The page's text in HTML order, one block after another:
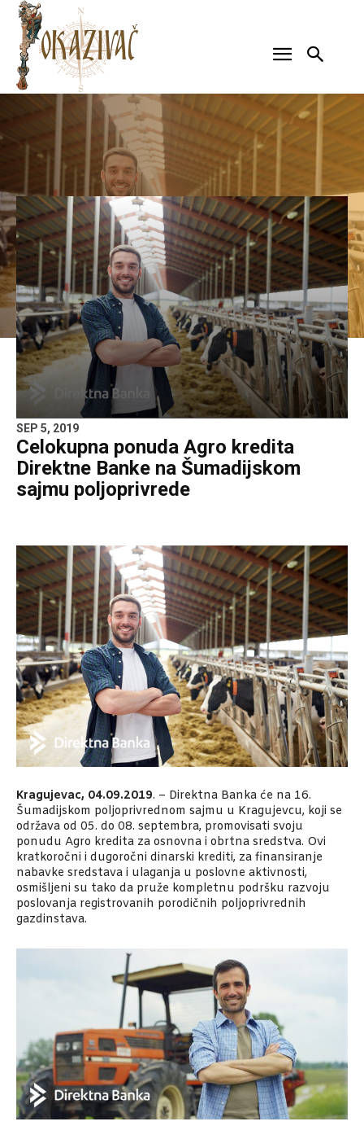
SEP 5, 2019
Celokupna ponuda Agro kredita
Direktne Banke na Šumadijskom
sajmu poljoprivrede
Kragujevac, 04.09.2019. – Direktna Banka će na 16.
Šumadijskom poljoprivrednom sajmu u Kragujevcu, koji se
održava od 05. do 08. septembra, promovisati svoju
ponudu Agro kredita za osnovna i obrtna sredstva. Ovi
kratkoročni i dugoročni dinarski krediti, za finansiranje
nabavke sredstava i ulaganja u poslovne aktivnosti,
osmišljeni su tako da pruže kompletnu podršku razvoju
poslovanja registrovanih porodičnih poljoprivrednih
gazdinstava.